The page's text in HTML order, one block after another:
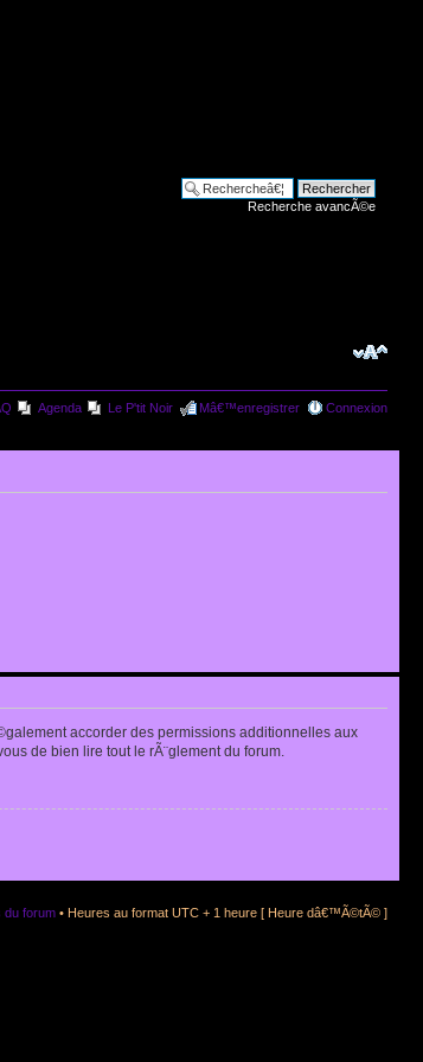
Recherche avancÃ©e
Agenda Le P'tit Noir Mâ€™enregistrer Connexion
accorder des permissions additionnelles aux
de bien lire tout le rÃ¨glement du forum.
du forum • Heures au format UTC + 1 heure [ Heure dâ€™Ã©tÃ© ]